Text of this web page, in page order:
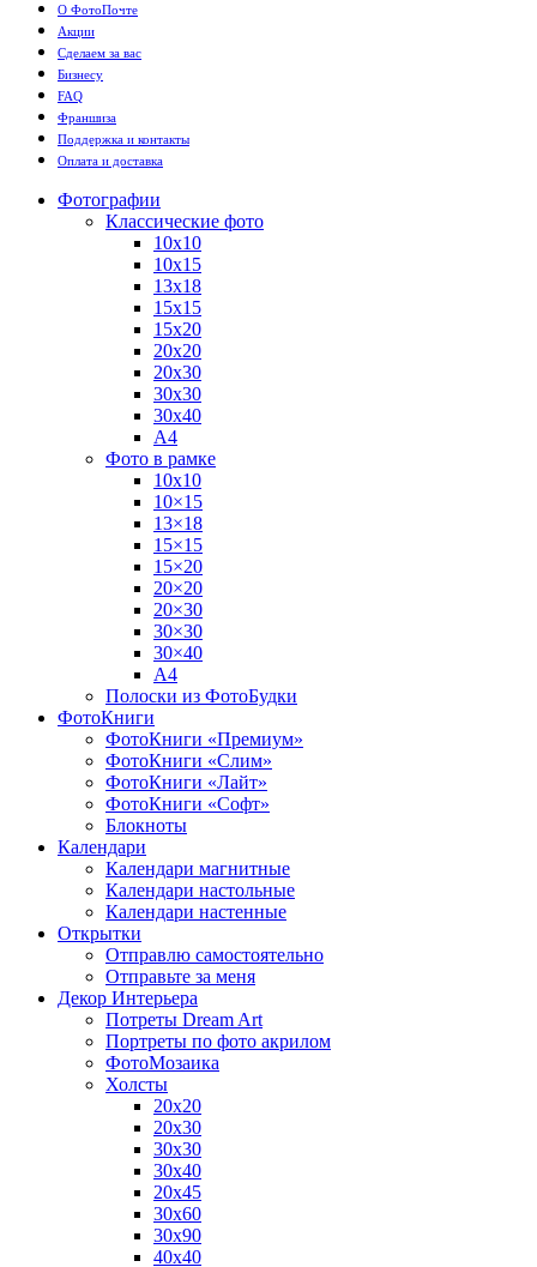
О ФотоПочте
Акции
Сделаем за вас
Бизнесу
FAQ
Франшиза
Поддержка и контакты
Оплата и доставка
Фотографии
Классические фото
10х10
10х15
13х18
15х15
15х20
20х20
20х30
30х30
30х40
А4
Фото в рамке
10х10
10×15
13×18
15×15
15×20
20×20
20×30
30×30
30×40
A4
Полоски из ФотоБудки
ФотоКниги
ФотоКниги «Премиум»
ФотоКниги «Слим»
ФотоКниги «Лайт»
ФотоКниги «Софт»
Блокноты
Календари
Календари магнитные
Календари настольные
Календари настенные
Открытки
Отправлю самостоятельно
Отправьте за меня
Декор Интерьера
Потреты Dream Art
Портреты по фото акрилом
ФотоМозаика
Холсты
20х20
20х30
30х30
30х40
20х45
30х60
30х90
40х40